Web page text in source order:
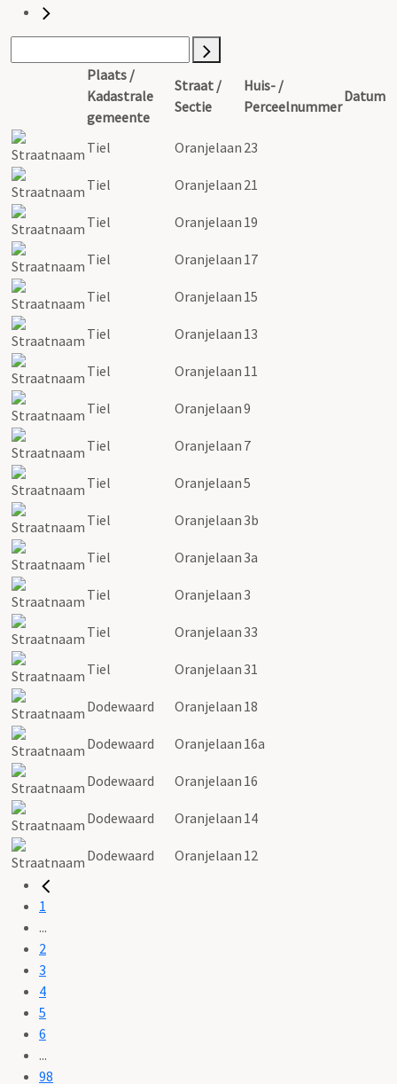
Plaats /
Kadastrale
gemeente
Straat /
Sectie
Huis- /
Perceelnummer
Datum
Tiel Oranjelaan 23
Tiel Oranjelaan 21
Tiel Oranjelaan 19
Tiel Oranjelaan 17
Tiel Oranjelaan 15
Tiel Oranjelaan 13
Tiel Oranjelaan 11
Tiel Oranjelaan9
Tiel Oranjelaan 7
Tiel Oranjelaan5
Tiel Oranjelaan3b
Tiel Oranjelaan3a
Tiel Oranjelaan3
Tiel Oranjelaan33
Tiel Oranjelaan31
Dodewaard Oranjelaan 18
Dodewaard Oranjelaan 16a
Dodewaard Oranjelaan 16
Dodewaard Oranjelaan 14
Dodewaard Oranjelaan 12
1
...
2
3
4
5
6
...
98